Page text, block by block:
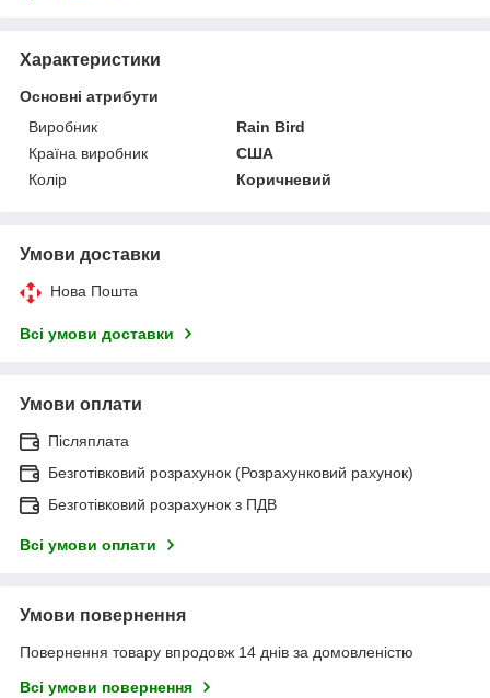
Характеристики
Основні атрибути
Виробник
Rain Bird
Країна виробник
США
Колір
Коричневий
Умови доставки
Нова Пошта
Всі умови доставки
Умови оплати
Післяплата
Безготівковий розрахунок (Розрахунковий рахунок)
Безготівковий розрахунок з ПДВ
Всі умови оплати
Умови повернення
Повернення товару впродовж 14 днів за домовленістю
Всі умови повернення